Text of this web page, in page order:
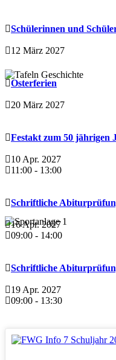
Schülerinnen und
12 März 2027
Osterferien
20 März 2027
Festakt zum 50 jährigen
10 Apr. 2027
11:00 - 13:00
Schriftliche
16 Apr. 2027
09:00 - 14:00
Schriftliche
19 Apr. 2027
09:00 - 13:30